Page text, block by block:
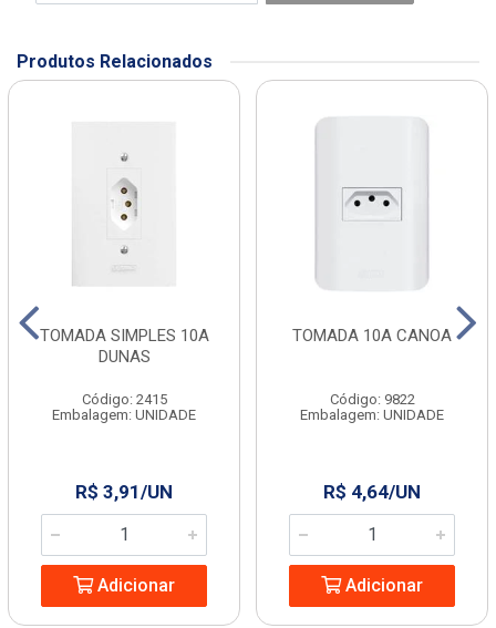
Produtos Relacionados
TOMADA SIMPLES 10A
DUNAS
Código: 2415
Embalagem: UNIDADE
R$ 3,91/UN
Adicionar
TOMADA 10A CANOA
Código: 9822
Embalagem: UNIDADE
R$ 4,64/UN
Adicionar